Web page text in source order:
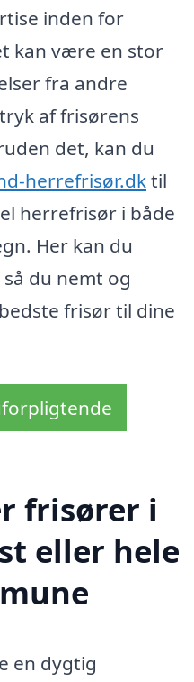
inden for
kan være en stor
fra andre
af frisørens
det, kan du
herrefrisør.dktil
herrefrisør i både
Her kan du
du nemt og
frisør til dine
frisører i
eller hele
en dygtig